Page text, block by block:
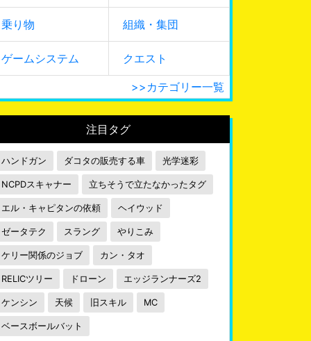
乗り物 組織・集団
ゲームシステム クエスト
>>カテゴリー一覧
注目タグ
ハンドガン ダコタの販売する車 光学迷彩
NCPDスキャナー 立ちそうで立たなかったタグ
エル・キャピタンの依頼 ヘイウッド
ゼータテク スラング やりこみ
ケリー関係のジョブ カン・タオ
RELICツリー ドローン エッジランナーズ2
ケンシン 天候 旧スキル MC
ベースボールバット